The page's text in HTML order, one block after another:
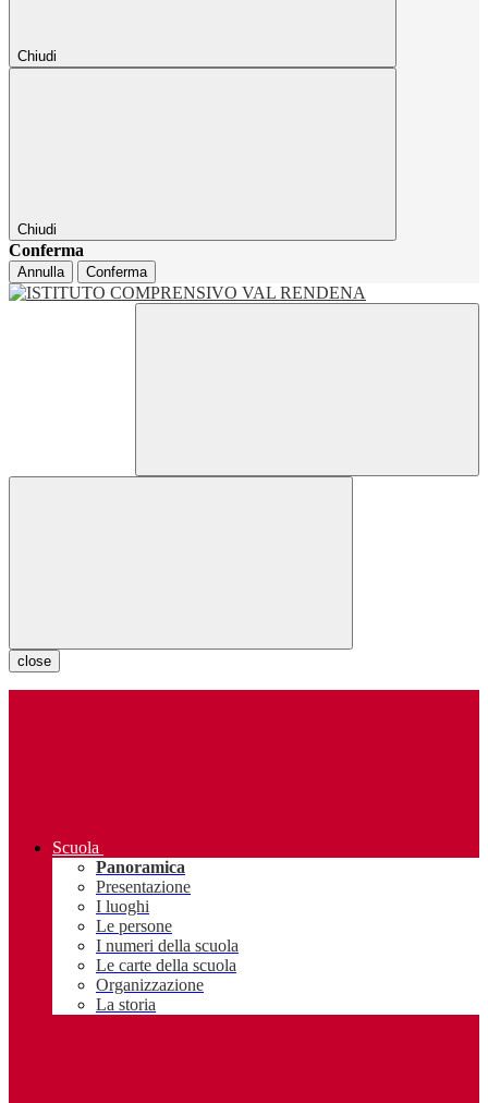
Chiudi
Chiudi
Conferma
Annulla Conferma
close
Scuola
Panoramica
Presentazione
I luoghi
Le persone
I numeri della scuola
Le carte della scuola
Organizzazione
La storia